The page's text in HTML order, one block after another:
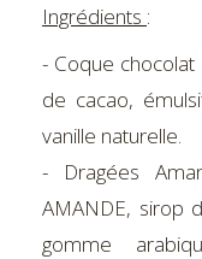
Ingrédients :
- Coque
de cacao,
vanille naturelle.
- Dragées
AMANDE, sirop
gomme